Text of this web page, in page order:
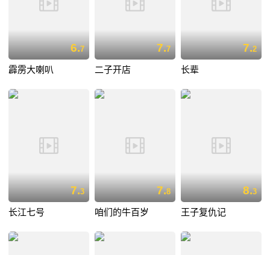
6.7
霹雳大喇叭
7.7
二子开店
7.2
长辈
7.3
长江七号
7.8
咱们的牛百岁
8.3
王子复仇记